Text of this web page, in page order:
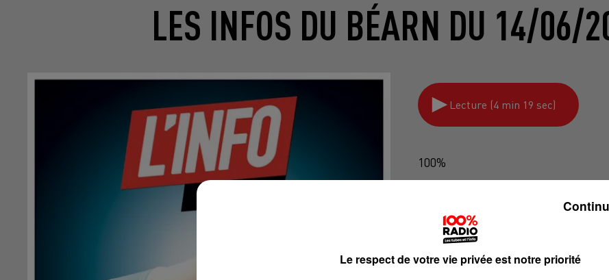
LES INFOS DU BÉARN DU 14/06/
Lecture (4 min 19 sec)
100%
Le respect de votre vie privée est notre priorité